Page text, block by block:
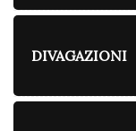
DIVAGAZIONI